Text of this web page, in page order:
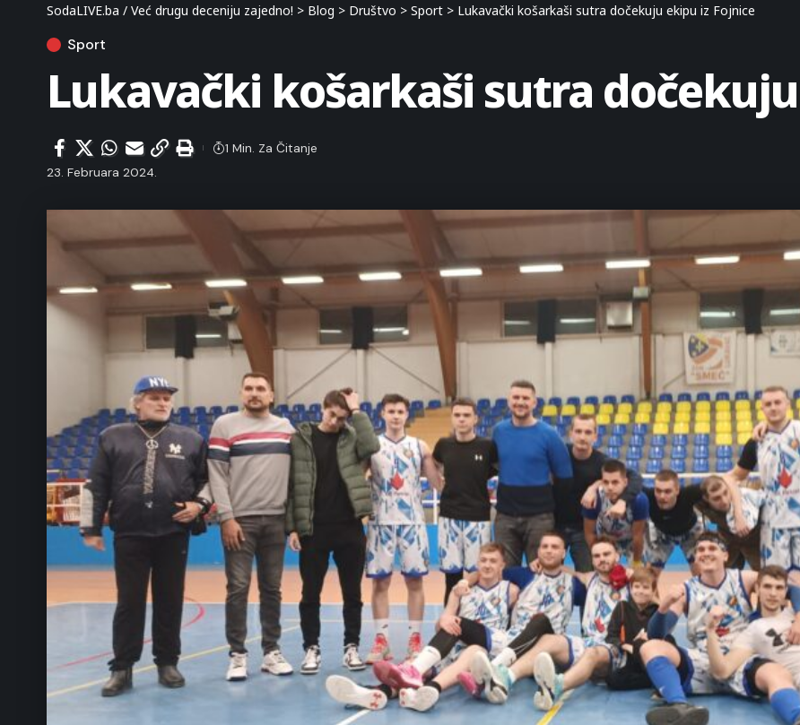
SodaLIVE.ba / Već drugu deceniju zajedno! > Blog > Društvo > Sport > Lukavački košarkaši sutra dočekuju ekipu iz Fojnice
Sport
Lukavački košarkaši sutra
23. Februara 2024.
1 Min. Za Čitanje